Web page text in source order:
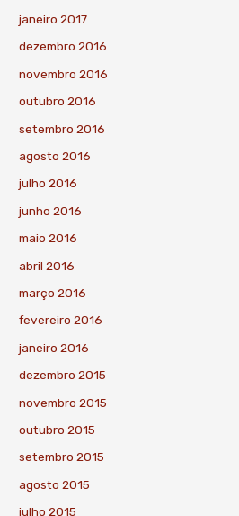
janeiro 2017
dezembro 2016
novembro 2016
outubro 2016
setembro 2016
agosto 2016
julho 2016
junho 2016
maio 2016
abril 2016
março 2016
fevereiro 2016
janeiro 2016
dezembro 2015
novembro 2015
outubro 2015
setembro 2015
agosto 2015
julho 2015